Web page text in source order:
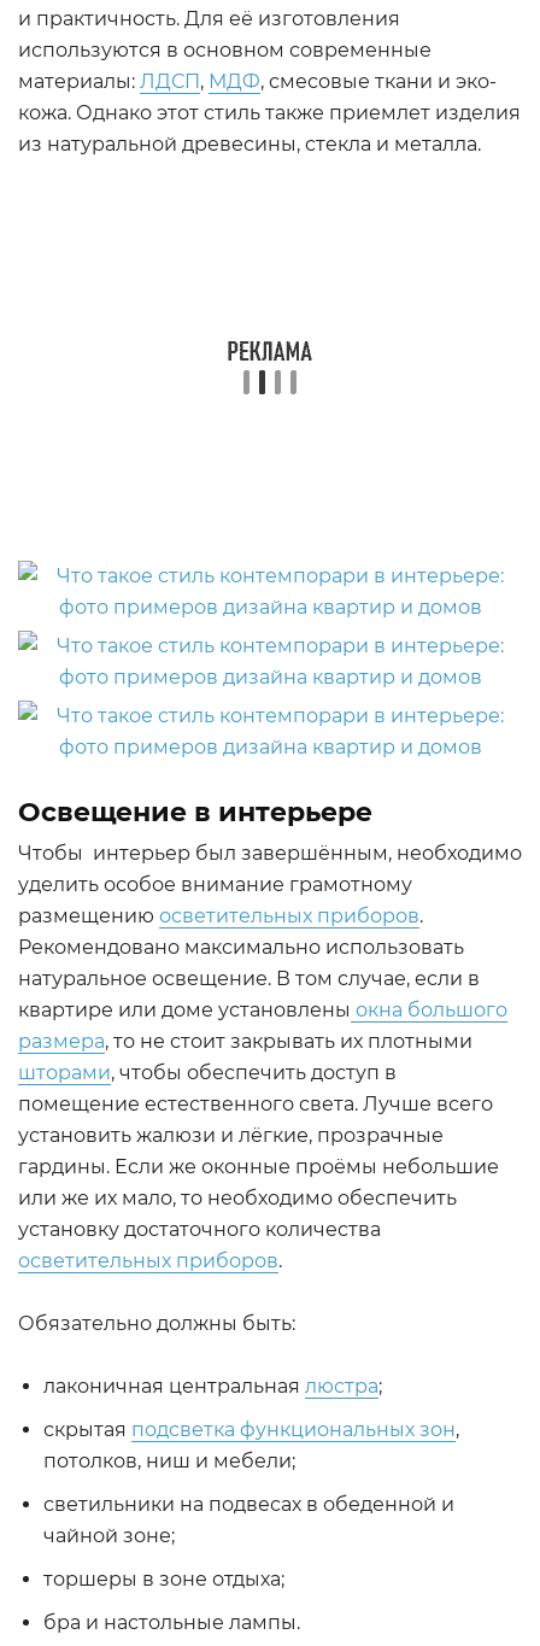
и практичность. Для её изготовления
используются в основном современные
материалы: ЛДСП, МДФ, смесовые ткани и эко-
кожа. Однако этот стиль также приемлет изделия
из натуральной древесины, стекла и металла.
Освещение в интерьере
Чтобы интерьер был завершённым, необходимо
уделить особое внимание грамотному
размещению осветительных приборов.
Рекомендовано максимально использовать
натуральное освещение. В том случае, если в
квартире или доме установлены окна большого
размера, то не стоит закрывать их плотными
шторами, чтобы обеспечить доступ в
помещение естественного света. Лучше всего
установить жалюзи и лёгкие, прозрачные
гардины. Если же оконные проёмы небольшие
или же их мало, то необходимо обеспечить
установку достаточного количества
осветительных приборов.
Обязательно должны быть:
лаконичная центральная люстра;
скрытая подсветка функциональных зон,
потолков, ниш и мебели;
светильники на подвесах в обеденной и
чайной зоне;
торшеры в зоне отдыха;
бра и настольные лампы.